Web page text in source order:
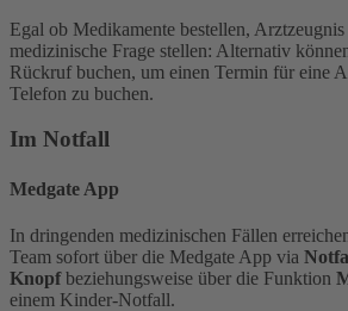
Egal ob Medikamente bestellen,
medizinische Frage stellen: Alternativ
Rückruf buchen, um einen Termin für eine
Telefon zu buchen.
Im Notfall
Medgate App
In dringenden medizinischen Fällen
Team sofort über die Medgate App via
Knopfbeziehungsweise über die Funktion
einem Kinder-Notfall.